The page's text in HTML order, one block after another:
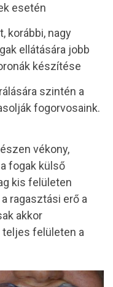
esetén
korábbi, nagy
ellátására jobb
készítése
szintén a
fogorvosaink.
vékony,
fogak külső
kis felületen
ragasztási erő a
akkor
teljes felületen a